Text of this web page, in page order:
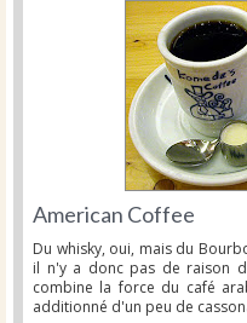
American Coffee
Du whisky, oui, mais du
il n'y a donc pas de raison
combine la force du café
additionné d'un peu de